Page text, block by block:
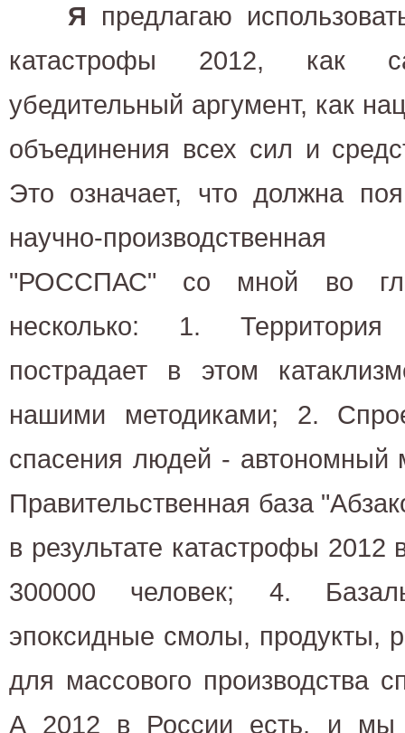
Я предлагаю
катастрофы 2012, как
убедительный аргумент, как
объединения всех сил и
Это означает, что должна
научно-
"РОССПАС" со мной во
несколько: 1.
пострадает в этом
нашими методиками; 2.
спасения людей - автономный
Правительственная база
в результате катастрофы 2012
300000 человек; 4.
эпоксидные смолы, продукты,
для массового производства
А 2012 в России есть, и мы